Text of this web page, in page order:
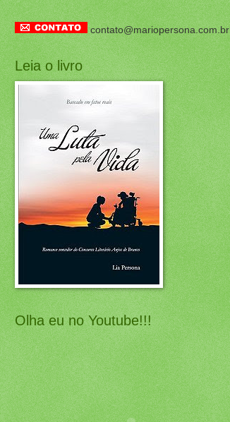
contato@mariopersona.com.br
Leia o livro
Olha eu no Youtube!!!